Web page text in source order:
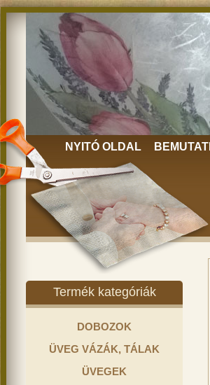
NYITÓ OLDAL
Termék kategóriák
DOBOZOK
ÜVEG VÁZÁK, TÁLAK
ÜVEGEK